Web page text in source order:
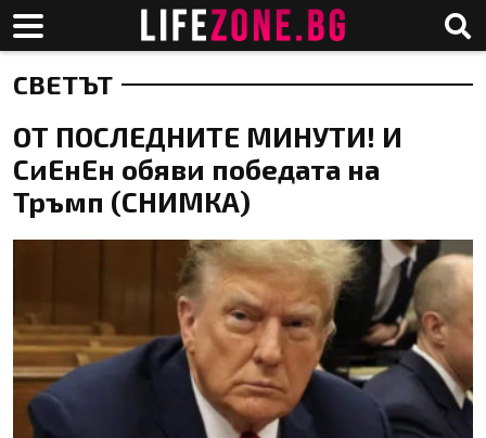
СВЕТЪТ
ОТ ПОСЛЕДНИТЕ МИНУТИ! И
СиЕнЕн обяви победата на
Тръмп (СНИМКА)